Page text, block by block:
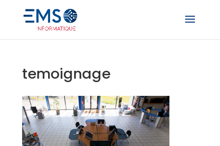
temoignage